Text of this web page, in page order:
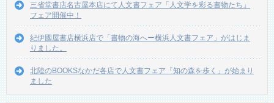
三省堂書店名古屋本店にて人文書フェア「人文学を彩る書物たち」
フェア開催中！
紀伊國屋書店横浜店で「書物の海へー横浜人文書フェア」がはじま
りました。
北陸のBOOKSなかだ各店で人文書フェア「知の森を歩く」が始まり
ました